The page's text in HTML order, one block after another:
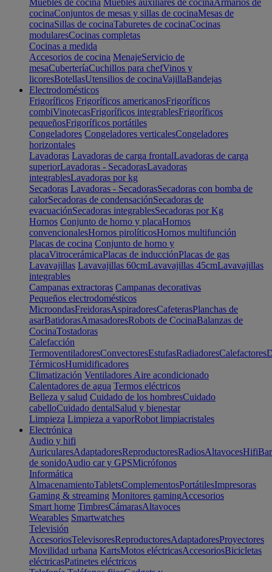
Muebles de cocina Muebles auxiliares de cocinaArmarios de
cocinaConjuntos de mesas y sillas de cocinaMesas de
cocinaSillas de cocinaTaburetes de cocinaCocinas
modularesCocinas completas
Cocinas a medida
Accesorios de cocina MenajeServicio de
mesaCuberteríaCuchillos para chefVinos y
licoresBotellasUtensilios de cocinaVajillaBandejas
Electrodomésticos
Frigoríficos Frigoríficos americanosFrigoríficos
combiVinotecasFrigoríficos integrablesFrigoríficos
pequeñosFrigoríficos portátiles
Congeladores Congeladores verticalesCongeladores
horizontales
Lavadoras Lavadoras de carga frontalLavadoras de carga
superiorLavadoras - SecadorasLavadoras
integrablesLavadoras por kg
Secadoras Lavadoras - SecadorasSecadoras con bomba de
calorSecadoras de condensaciónSecadoras de
evacuaciónSecadoras integrablesSecadoras por Kg
Hornos Conjunto de horno y placaHornos
convencionalesHornos pirolíticosHornos multifunción
Placas de cocina Conjunto de horno y
placaVitrocerámicaPlacas de inducciónPlacas de gas
Lavavajillas Lavavajillas 60cmLavavajillas 45cmLavavajillas
integrables
Campanas extractoras Campanas decorativas
Pequeños electrodomésticos
MicroondasFreidorasAspiradoresCafeterasPlanchas de
asarBatidorasAmasadoresRobots de CocinaBalanzas de
CocinaTostadoras
Calefacción
TermoventiladoresConvectoresEstufasRadiadoresCalefactores
TérmicosHumidificadores
Climatización Ventiladores Aire acondicionado
Calentadores de agua Termos eléctricos
Belleza y salud Cuidado de los hombresCuidado
cabelloCuidado dentalSalud y bienestar
Limpieza Limpieza a vaporRobot limpiacristales
Electrónica
Audio y hifi
AuricularesAdaptadoresReproductoresRadiosAltavocesHifi
de sonidoAudio car y GPSMicrófonos
Informática
AlmacenamientoTabletsComplementosPortátilesImpresoras
Gaming & streaming Monitores gamingAccesorios
Smart home TimbresCámarasAltavoces
Wearables Smartwatches
Televisión
AccesoriosTelevisoresReproductoresAdaptadoresProyectores
Movilidad urbana KartsMotos eléctricasAccesoriosBicicletas
eléctricasPatinetes eléctricos